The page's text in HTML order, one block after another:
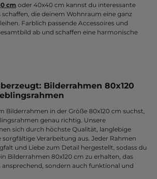
cm oder 40x40 cm kannst du interessante
die deinem Wohnraum eine ganz
Farblich passende Accessoires und
ab und schaffen eine harmonische
Bilderrahmen 80x120
Bilderrahmen in der Größe 80x120 cm suchst,
genau richtig. Unsere
sich durch höchste Qualität, langlebige
sorgfältige Verarbeitung aus. Jeder Rahmen
und Liebe zum Detail hergestellt, sodass du
Bilderrahmen 80x120 cm zu erhalten, das
sondern auch funktional und